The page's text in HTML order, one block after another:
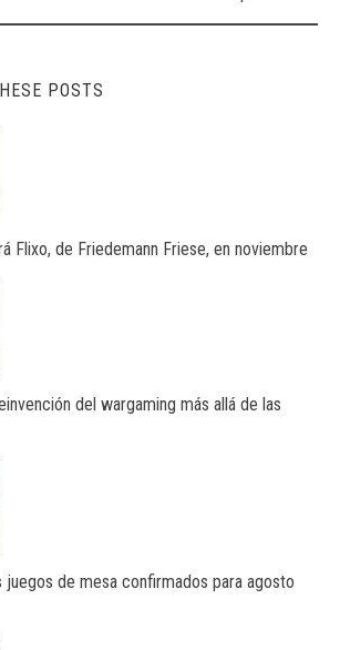
POSTS
Flixo, de Friedemann Friese, en noviembre
del wargaming más allá de las
juegos de mesa confirmados para agosto